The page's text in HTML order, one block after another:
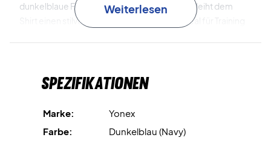
dunkelblaue Farbe mit sportlichen Details verleiht dem
Shirt einen stilvollen und modernen Look, ideal für Training
Körper ab, sodass du kühl und fokussiert bleibst – selbst in
T-Shirt noch heute!
Weiterlesen
Spezifikationen
Marke:
Yonex
Farbe:
Dunkelblau (Navy)